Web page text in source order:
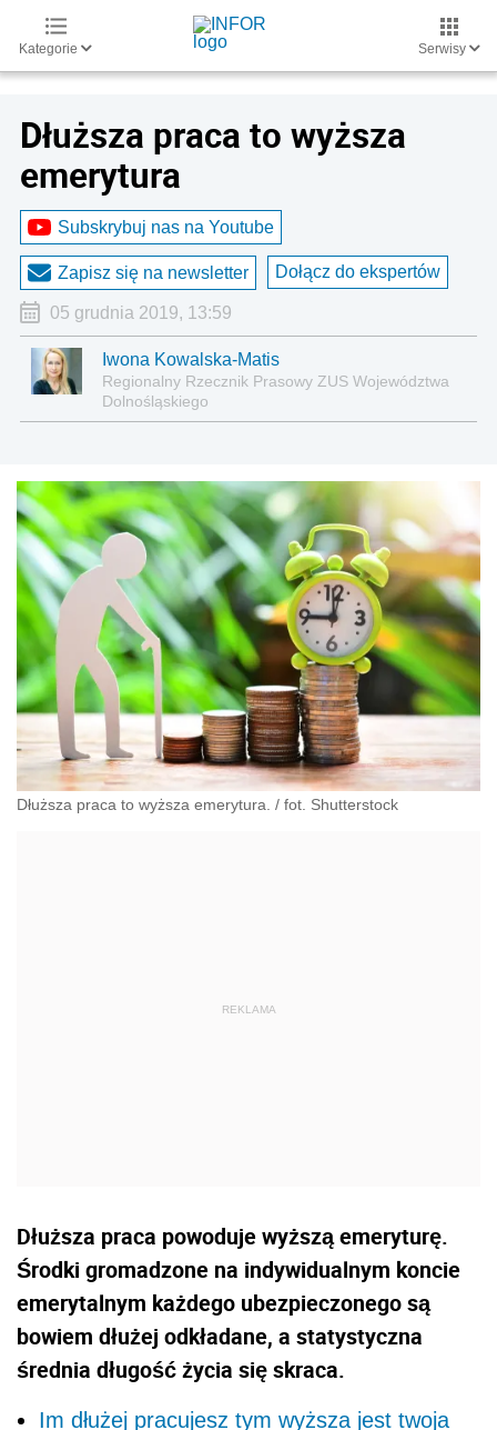
Kategorie Serwisy
Dłuższa praca to wyższa
emerytura
Subskrybuj nas na Youtube
Zapisz się na newsletter Dołącz do ekspertów
05 grudnia 2019, 13:59
Iwona Kowalska-Matis
Regionalny Rzecznik Prasowy ZUS Województwa
Dolnośląskiego
Dłuższa praca to wyższa emerytura. / fot. Shutterstock
Dłuższa praca powoduje wyższą emeryturę.
Środki gromadzone na indywidualnym koncie
emerytalnym każdego ubezpieczonego są
bowiem dłużej odkładane, a statystyczna
średnia długość życia się skraca.
Im dłużej pracujesz tym wyższa jest twoja